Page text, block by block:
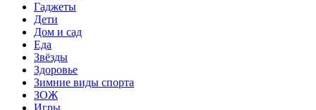
Гаджеты
Дети
Дом и сад
Еда
Звёзды
Здоровье
Зимние виды спорта
ЗОЖ
Игры